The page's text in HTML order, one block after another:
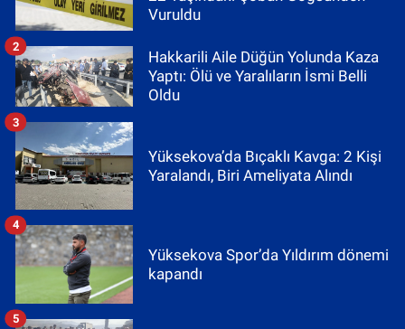
Vuruldu
Hakkarili Aile Düğün Yolunda Kaza
Yaptı: Ölü ve Yaralıların İsmi Belli
Oldu
2
Yüksekova’da Bıçaklı Kavga: 2 Kişi
Yaralandı, Biri Ameliyata Alındı
3
Yüksekova Spor’da Yıldırım dönemi
kapandı
4
5